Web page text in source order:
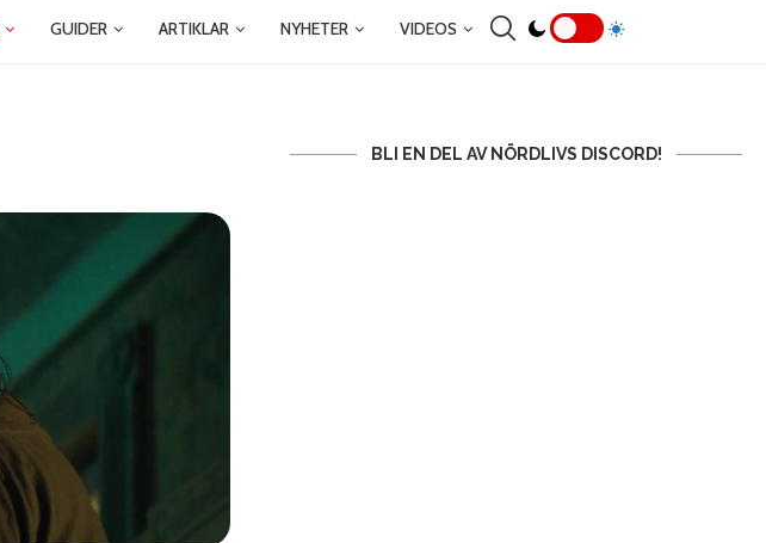
GUIDER ARTIKLAR NYHETER VIDEOS
BLI EN DEL AV NÖRDLIVS DISCORD!